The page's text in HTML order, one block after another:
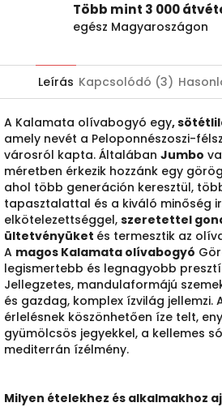
Több mint 3 000
egész Magyaroszágon
Leírás Kapcsolódó (3)
A Kalamata olívabogyó egy,
amely nevét a Peloponnészoszi-
városról kapta. Általában Jumbo
méretben érkezik hozzánk egy görög
ahol több generáción keresztül,
tapasztalattal és a kiváló minőség
elkötelezettséggel, szeretettel
ültetvényüket és termesztik az
A magos Kalamata olívabogyó
legismertebb és legnagyobb
Jellegzetes, mandulaformájú
és gazdag, komplex ízvilág jellemzi.
érlelésnek köszönhetően íze telt,
gyümölcsös jegyekkel, a kellemes
mediterrán ízélmény.
Milyen ételekhez és alkalmakhoz